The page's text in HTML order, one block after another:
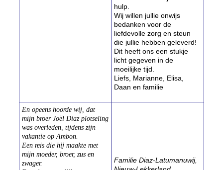
hulp.
Wij willen jullie onwijs
bedanken voor de
liefdevolle zorg en steun
die jullie hebben geleverd!
Dit heeft ons een stukje
licht gegeven in de
moeilijke tijd.
Liefs, Marianne, Elisa,
Daan en familie
En opeens hoorde wij, dat
mijn broer Joël Diaz plotseling
was overleden, tijdens zijn
vakantie op Ambon.
Een reis die hij maakte met
mijn moeder, broer, zus en
zwager.
Familie Diaz-Latumanuwij,